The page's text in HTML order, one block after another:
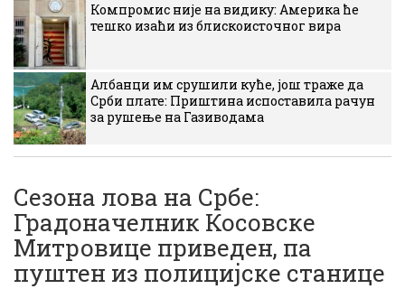
Компромис није на видику: Америка ће
тешко изаћи из блискоисточног вира
Албанци им срушили куће, још траже да
Срби плате: Приштина испоставила рачун
за рушење на Газиводама
Сезона лова на Србе:
Градоначелник Косовске
Митровице приведен, па
пуштен из полицијске станице